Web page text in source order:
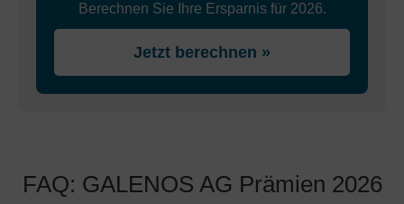
Berechnen Sie Ihre Ersparnis für 2026.
Jetzt berechnen »
FAQ: GALENOS AG Prämien 2026